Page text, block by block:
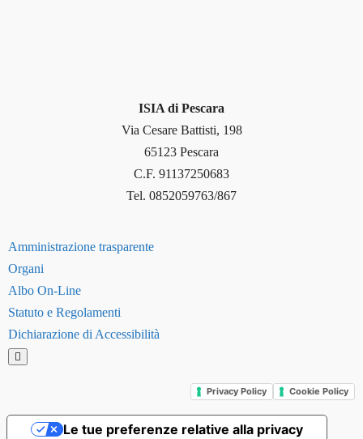
ISIA di Pescara
Via Cesare Battisti, 198
65123 Pescara
C.F. 91137250683
Tel. 0852059763/867
Amministrazione trasparente
Organi
Albo On-Line
Statuto e Regolamenti
Dichiarazione di Accessibilità
Hamburger Toggle Menu
Privacy Policy Cookie Policy
Le tue preferenze relative alla privacy